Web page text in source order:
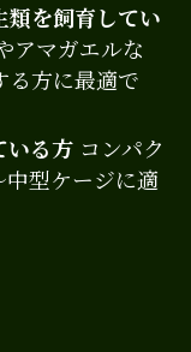
を飼育してい
アマガエルな
る方に最適で
いる方コンパク
中型ケージに適